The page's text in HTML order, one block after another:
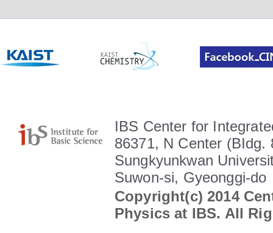
IBS Center for
86371, N Center (BIdg.
Sungkyunkwan
Suwon-si, Gyeonggi-do
Copyright(c) 2014
Physics at IBS. All